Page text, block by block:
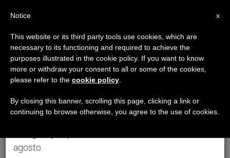
×
Aviso importante
Del 27 de julio al 7 de agosto haremos la pausa
anual, aprovechando que en el periodo de verano
se generan menos informaciones y también el
agosto.
x
Notice
This website or its third party tools use cookies, which are
necessary to its functioning and required to achieve the
purposes illustrated in the cookie policy. If you want to know
more or withdraw your consent to all or some of the cookies,
please refer to the cookie policy
By closing this banner, scrolling this page, clicking a link or
continuing to browse otherwise, you agree to the use of cookies.